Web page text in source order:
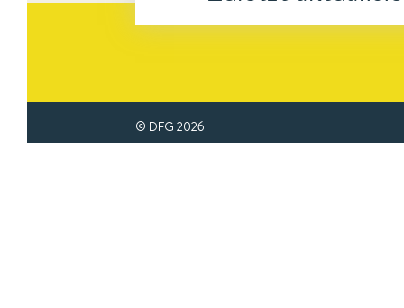
© DFG 2026